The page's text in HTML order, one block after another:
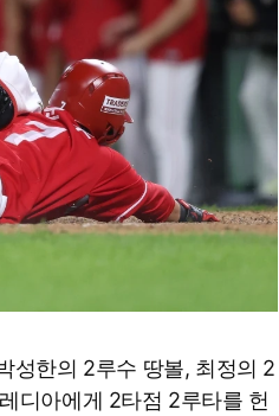
성한의 2루수 땅볼, 최정의 2
디아에게 2타점 2루타를 헌